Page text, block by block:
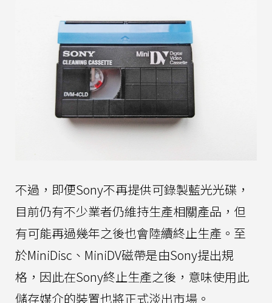
不過，即便Sony不再提供可錄製藍光光碟，
目前仍有不少業者仍維持生產相關產品，但
有可能再過幾年之後也會陸續終止生產。至
於MiniDisc、MiniDV磁帶是由Sony提出規
格，因此在Sony終止生產之後，意味使用此
儲存媒介的裝置也將正式淡出市場。